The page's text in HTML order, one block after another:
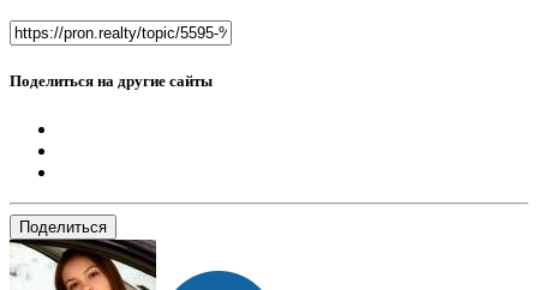
Поделиться на другие сайты
Поделиться